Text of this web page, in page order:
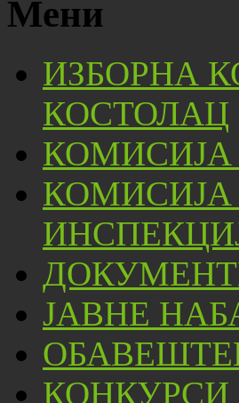
Мени
ИЗБОРНА
КОСТОЛАЦ
КОМИСИЈА
КОМИСИЈА
ЈАВНЕ
КОНКУРСИ